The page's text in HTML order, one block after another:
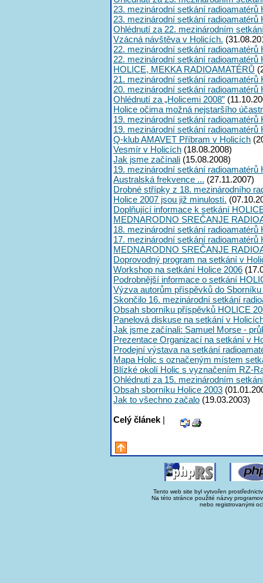
23. mezinárodní setkání
23. mezinárodní setkání radioamatérů
Ohlédnutí za 22. mezinárodním
Vzácná návštěva v Holicích.
22. mezinárodní setkání
22. mezinárodní setkání radioamatérů
HOLICE, MEKKA RADIOAMATÉRŮ
21. mezinárodní setkání radioamatérů
20. mezinárodní setkání radioamatérů
Ohlédnutí za „Holicemi 2008”
Holice očima možná nejstaršího
19. mezinárodní setkání radioamatérů
19. mezinárodní setkání
Q-klub AMAVET Příbram v Holicích
Vesmír v Holicích (18.08.2008)
Jak jsme začínali (15.08.2008)
19. mezinárodní setkání
Australská frekvence ... (27.11.2007)
Drobné střípky z 18. mezinárodního
Holice 2007 jsou již minulostí.
Doplňující informace k setkání
MEDNARODNO SREČANJE
18. mezinárodní setkání radioamatérů
17. mezinárodní setkání radioamatérů
MEDNARODNO SREČANJE
Doprovodný program na setkání v
Workshop na setkání Holice 2006
Podrobnější informace o setkání
Výzva autorům příspěvků do
Skončilo 16. mezinárodní setkání
Obsah sborníku příspěvků HOLICE
Panelová diskuse na setkání v
Jak jsme začínali: Samuel Morse -
Prezentace Organizací na setkání v
Prodejní výstava na setkání
Mapa Holic s označeným místem
Blízké okolí Holic s vyznačením RZ-
Ohlédnutí za 15. mezinárodním
Obsah sborníku Holice 2003
Jak to všechno začalo (19.03.2003)
Celý článek |
Tento web site byl vytvořen
Na této stránce použité názvy
nebo registrovanými